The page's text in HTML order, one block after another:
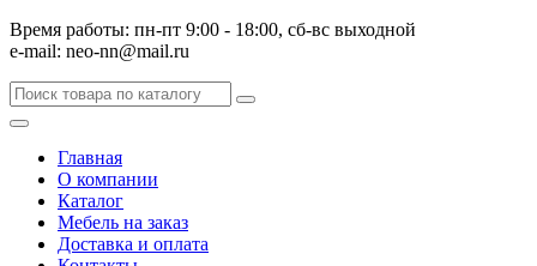
Время работы: пн-пт 9:00 - 18:00, сб-вс выходной
e-mail: neo-nn@mail.ru
Главная
О компании
Каталог
Мебель на заказ
Доставка и оплата